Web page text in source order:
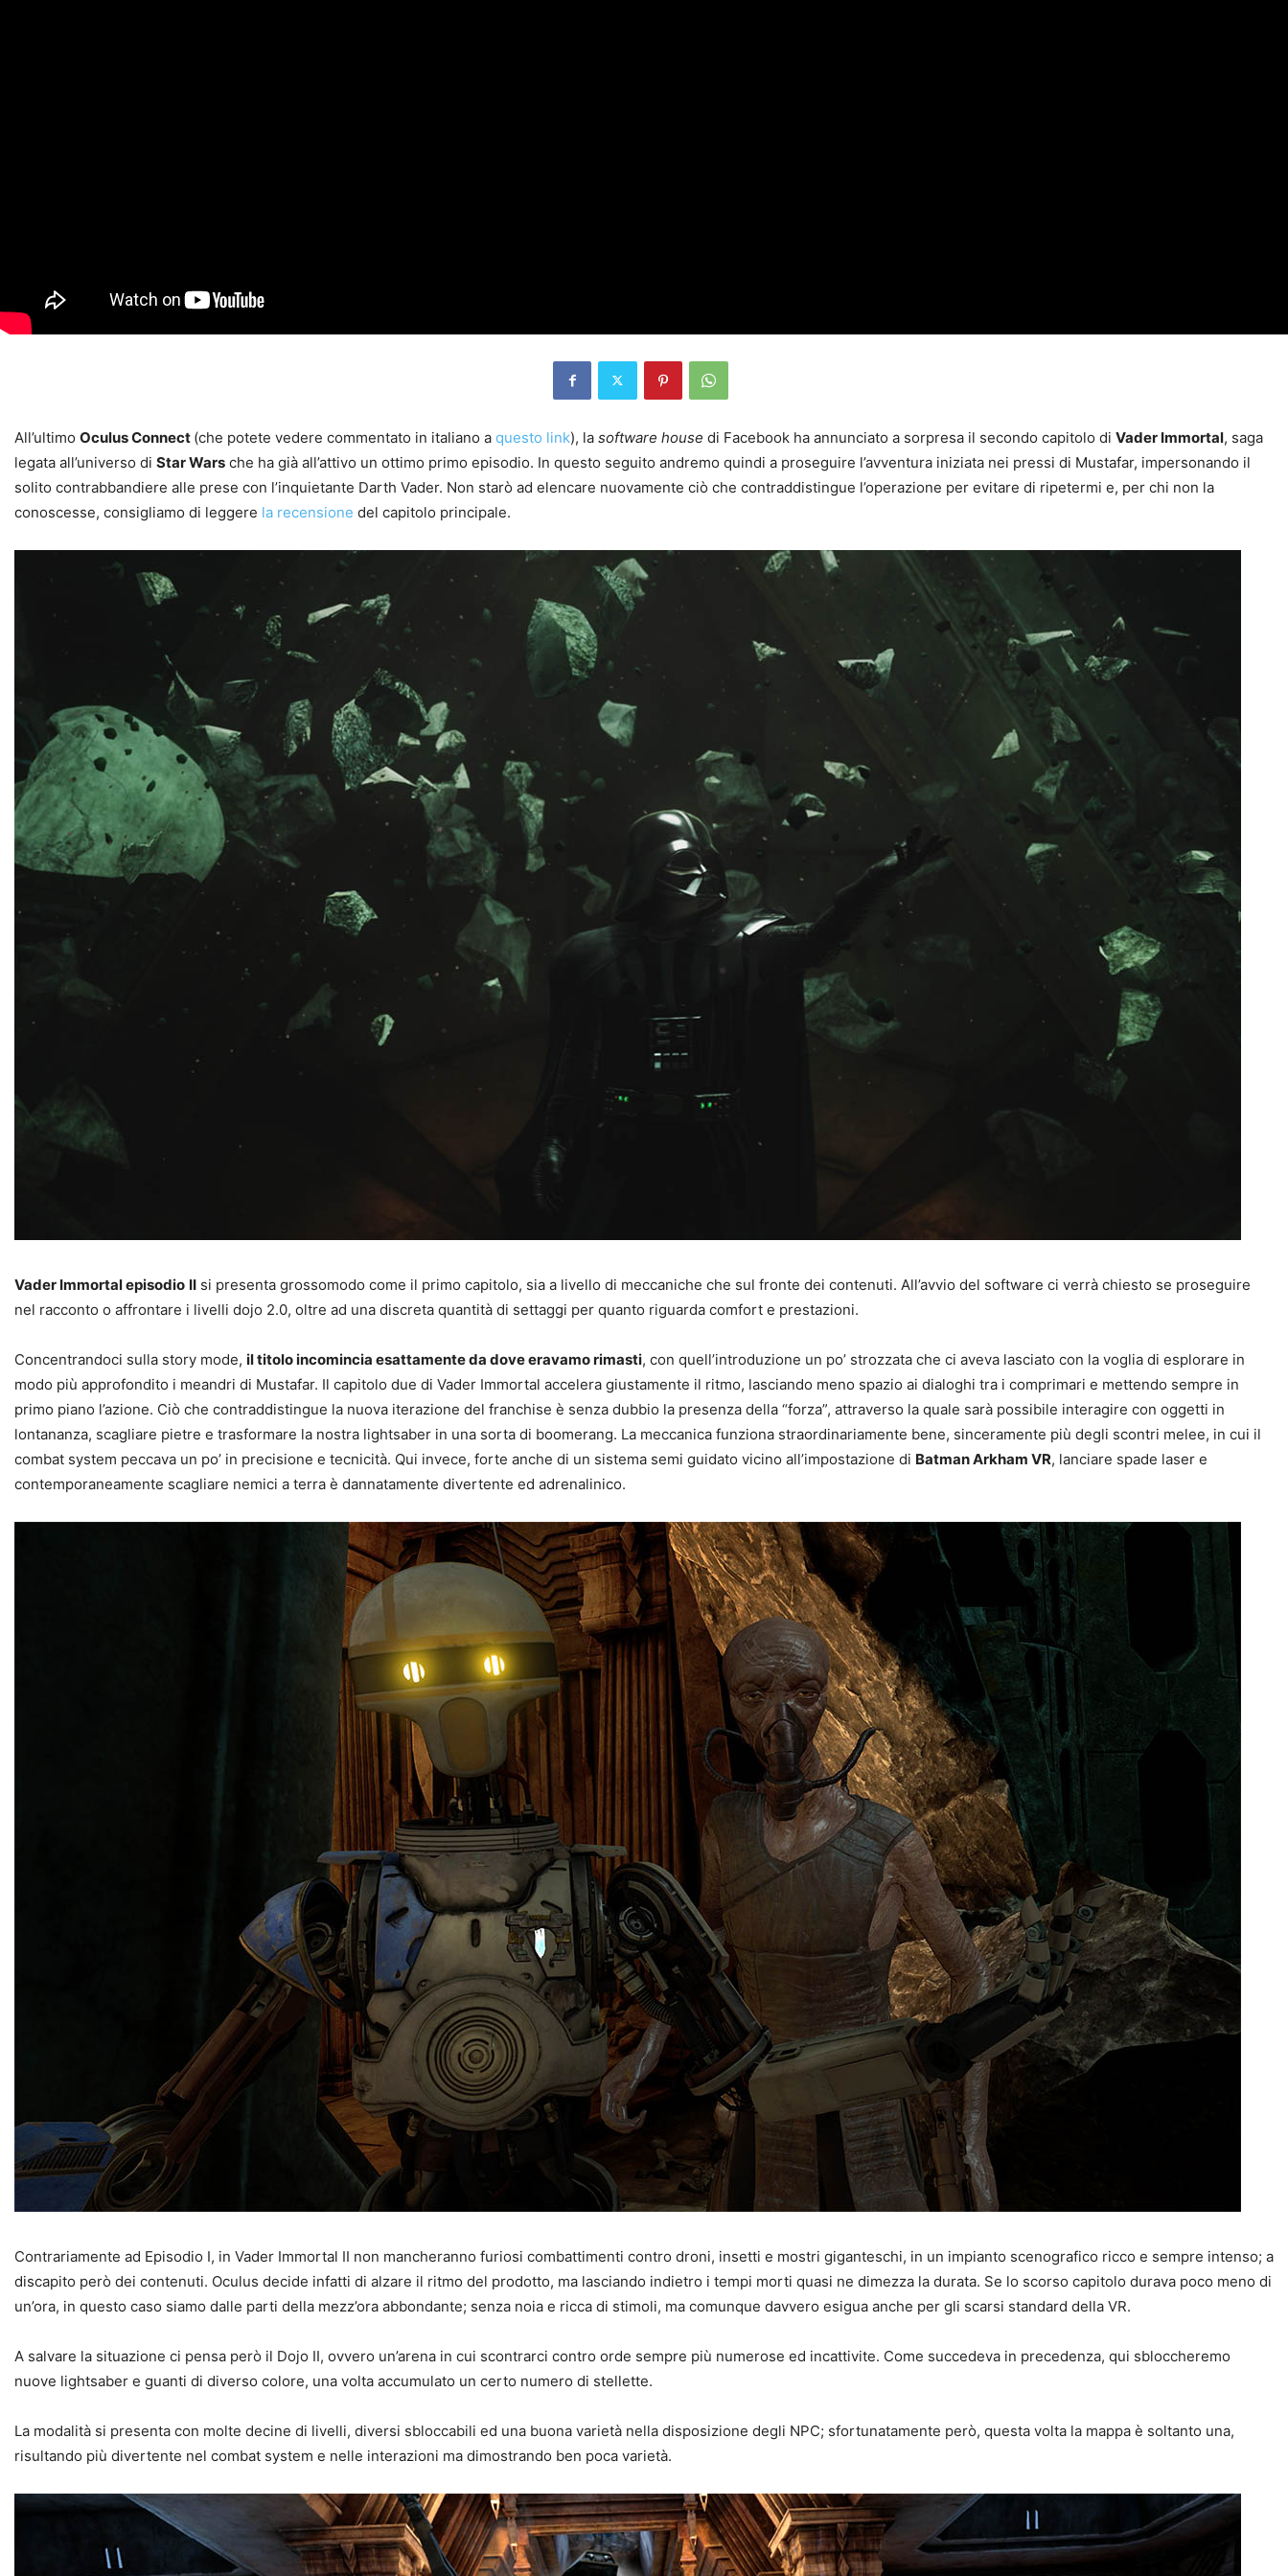
All’ultimo Oculus Connect (che potete vedere commentato in italiano a questo link), la software house di Facebook ha annunciato a sorpresa il secondo capitolo di Vader Immortal, saga
legata all’universo di Star Wars che ha già all’attivo un ottimo primo episodio. In questo seguito andremo quindi a proseguire l’avventura iniziata nei pressi di Mustafar, impersonando il
solito contrabbandiere alle prese con l’inquietante Darth Vader. Non starò ad elencare nuovamente ciò che contraddistingue l’operazione per evitare di ripetermi e, per chi non la
conoscesse, consigliamo di leggere la recensione del capitolo principale.
Vader Immortal episodio II si presenta grossomodo come il primo capitolo, sia a livello di meccaniche che sul fronte dei contenuti. All’avvio del software ci verrà chiesto se proseguire
nel racconto o affrontare i livelli dojo 2.0, oltre ad una discreta quantità di settaggi per quanto riguarda comfort e prestazioni.
Concentrandoci sulla story mode, il titolo incomincia esattamente da dove eravamo rimasti, con quell’introduzione un po’ strozzata che ci aveva lasciato con la voglia di esplorare in
modo più approfondito i meandri di Mustafar. Il capitolo due di Vader Immortal accelera giustamente il ritmo, lasciando meno spazio ai dialoghi tra i comprimari e mettendo sempre in
primo piano l’azione. Ciò che contraddistingue la nuova iterazione del franchise è senza dubbio la presenza della “forza”, attraverso la quale sarà possibile interagire con oggetti in
lontananza, scagliare pietre e trasformare la nostra lightsaber in una sorta di boomerang. La meccanica funziona straordinariamente bene, sinceramente più degli scontri melee, in cui il
combat system peccava un po’ in precisione e tecnicità. Qui invece, forte anche di un sistema semi guidato vicino all’impostazione di Batman Arkham VR, lanciare spade laser e
contemporaneamente scagliare nemici a terra è dannatamente divertente ed adrenalinico.
Contrariamente ad Episodio I, in Vader Immortal II non mancheranno furiosi combattimenti contro droni, insetti e mostri giganteschi, in un impianto scenografico ricco e sempre intenso; a
discapito però dei contenuti. Oculus decide infatti di alzare il ritmo del prodotto, ma lasciando indietro i tempi morti quasi ne dimezza la durata. Se lo scorso capitolo durava poco meno di
un’ora, in questo caso siamo dalle parti della mezz’ora abbondante; senza noia e ricca di stimoli, ma comunque davvero esigua anche per gli scarsi standard della VR.
A salvare la situazione ci pensa però il Dojo II, ovvero un’arena in cui scontrarci contro orde sempre più numerose ed incattivite. Come succedeva in precedenza, qui sbloccheremo
nuove lightsaber e guanti di diverso colore, una volta accumulato un certo numero di stellette.
La modalità si presenta con molte decine di livelli, diversi sbloccabili ed una buona varietà nella disposizione degli NPC; sfortunatamente però, questa volta la mappa è soltanto una,
risultando più divertente nel combat system e nelle interazioni ma dimostrando ben poca varietà.